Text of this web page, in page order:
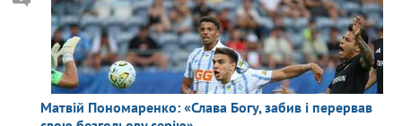
Матвій Пономаренко: «Слава Богу, забив і перервав